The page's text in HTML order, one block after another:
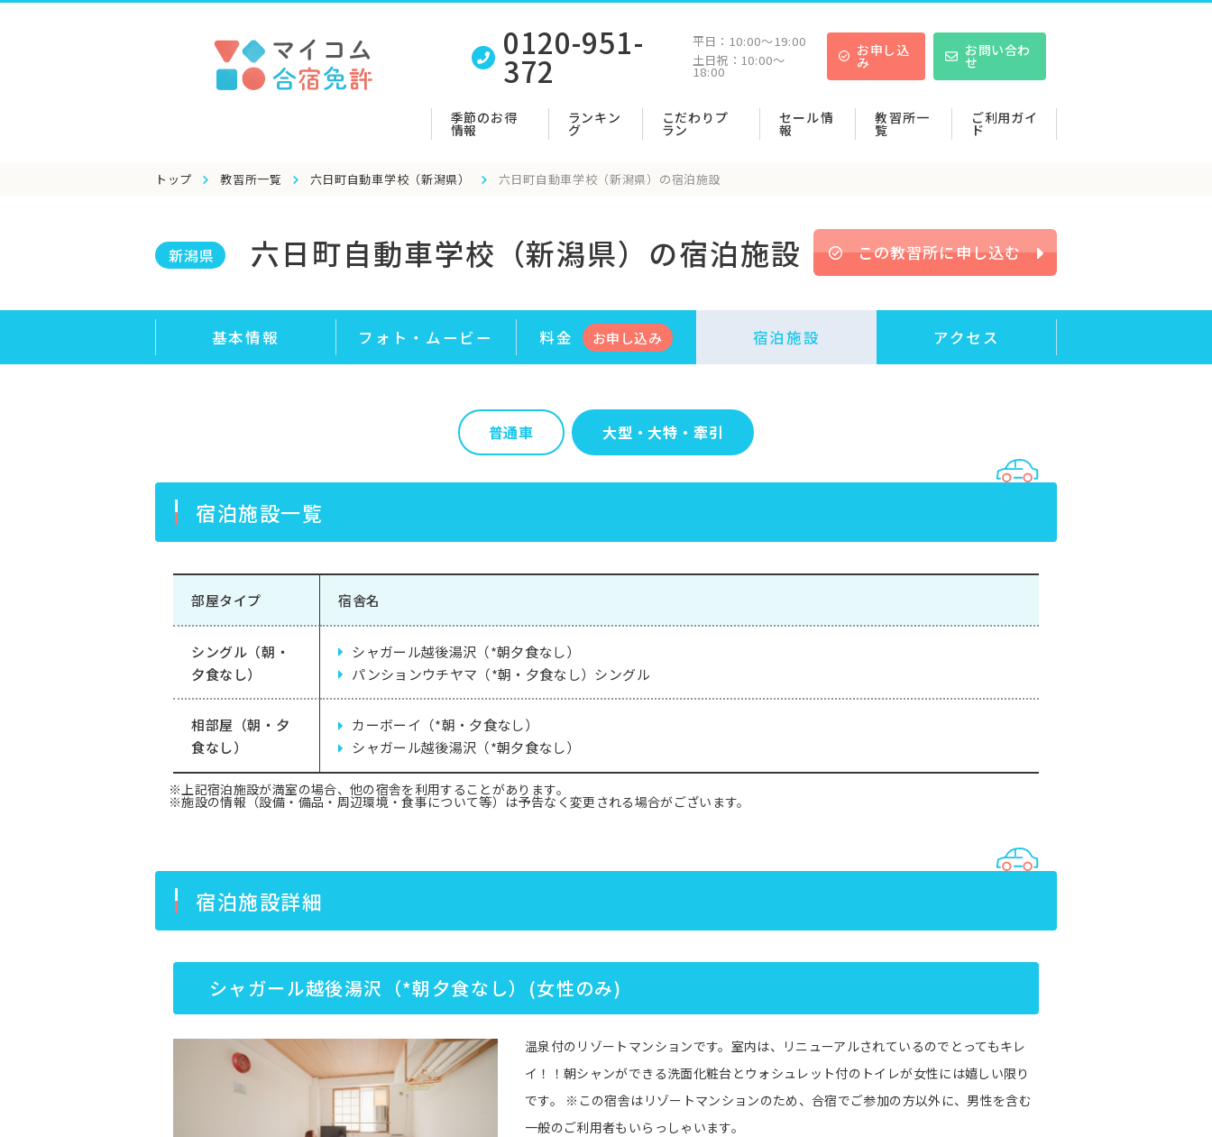
0120-951-
372
平日： 10:00〜19:00
土日祝： 10:00〜
18:00
お申し込
み
お問い合わ
せ
季節のお得
情報
ランキン
グ
こだわりプ
ラン
セール情
報
教習所一
覧
ご利用ガイ
ド
トップ 教習所一覧 六日町自動車学校（新潟県） 六日町自動車学校（新潟県）の宿泊施設
新潟県 六日町自動車学校（新潟県）の宿泊施設 この教習所に申し込む
基本情報 フォト・ ムービー 料金 お申 し込み 宿泊施設 アクセス
普通車 大型・大特・牽引
宿泊施設一覧
部屋タイプ 宿舎名
シングル（朝・
夕食なし）
シャガール越後湯沢（*朝夕食なし）
パンションウチヤマ（*朝・夕食なし）シングル
相部屋（朝・夕
食なし）
カーボーイ（*朝・夕食なし）
シャガール越後湯沢（*朝夕食なし）
※上記宿泊施設が満室の場合、他の宿舎を利用することがあります。
※施設の情報（設備・備品・周辺環境・食事について等）は予告なく変更される場合がございます。
宿泊施設詳細
シャガール越後湯沢（*朝夕食なし）(女性のみ)
温泉付のリゾートマンションです。室内は、リニューアルされているのでとってもキレ
イ！！朝シャンができる洗面化粧台とウォシュレット付のトイレが女性には嬉しい限り
です。 ※この宿舎はリゾートマンションのため、合宿でご参加の方以外に、男性を含む
一般のご利用者もいらっしゃいます。